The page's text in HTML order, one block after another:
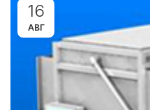
16
АВГ